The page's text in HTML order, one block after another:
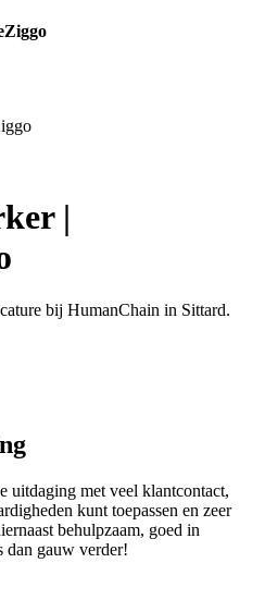
|
bij HumanChain in Sittard.
uitdaging met veel klantcontact,
kunt toepassen en zeer
behulpzaam, goed in
dan gauw verder!